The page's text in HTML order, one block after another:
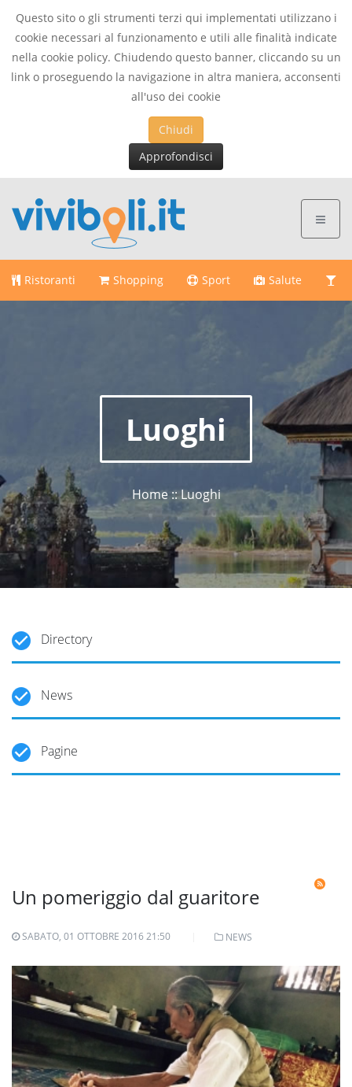
Questo sito o gli strumenti terzi qui implementati utilizzano i
cookie necessari al funzionamento e utili alle finalità indicate
nella cookie policy. Chiudendo questo banner, cliccando su un
link o proseguendo la navigazione in altra maniera, acconsenti
all'uso dei cookie
Chiudi
Approfondisci
Ristoranti Shopping Sport Salute
Luoghi
Home :: Luoghi
Directory
News
Pagine
Un pomeriggio dal guaritore
SABATO, 01 OTTOBRE 2016 21:50 NEWS